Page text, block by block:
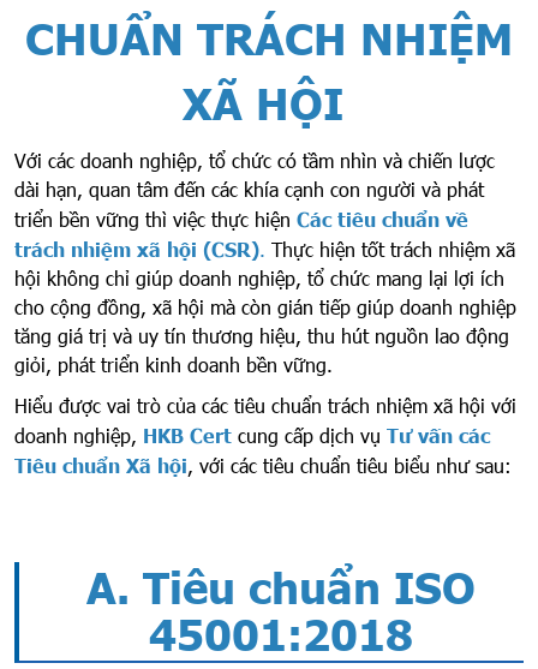
CHUẨN TRÁCH NHIỆM
XÃ HỘI
Với các doanh nghiệp, tổ chức có tầm nhìn và chiến lược
dài hạn, quan tâm đến các khía cạnh con người và phát
triển bền vững thì việc thực hiện Các tiêu chuẩn về
trách nhiệm xã hội (CSR). Thực hiện tốt trách nhiệm xã
hội không chỉ giúp doanh nghiệp, tổ chức mang lại lợi ích
cho cộng đồng, xã hội mà còn gián tiếp giúp doanh nghiệp
tăng giá trị và uy tín thương hiệu, thu hút nguồn lao động
giỏi, phát triển kinh doanh bền vững.
Hiểu được vai trò của các tiêu chuẩn trách nhiệm xã hội với
doanh nghiệp, HKB Cert cung cấp dịch vụ Tư vấn các
Tiêu chuẩn Xã hội, với các tiêu chuẩn tiêu biểu như sau:
A. Tiêu chuẩn ISO
45001:2018